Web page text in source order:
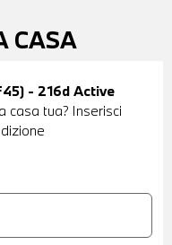
CASA
- 216d Active
casa tua? Inserisci